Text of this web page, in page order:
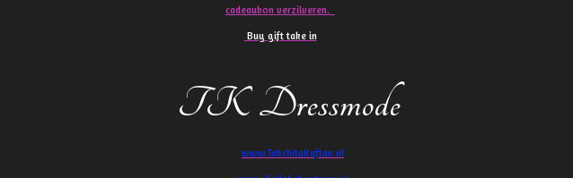
cadeaubon verzilveren.
Buy gift take in
TK Dressmode
www.TakchitaKaftan.nl